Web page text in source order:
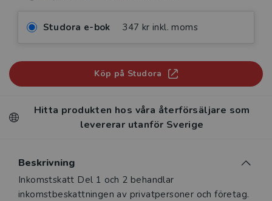
Studora e-bok 347 kr inkl. moms
Köp på Studora
Hitta produkten hos våra återförsäljare som
levererar utanför Sverige
Beskrivning
Beskrivning
Inkomstskatt Del 1 och 2 behandlar
inkomstbeskattningen av privat­personer och företag.